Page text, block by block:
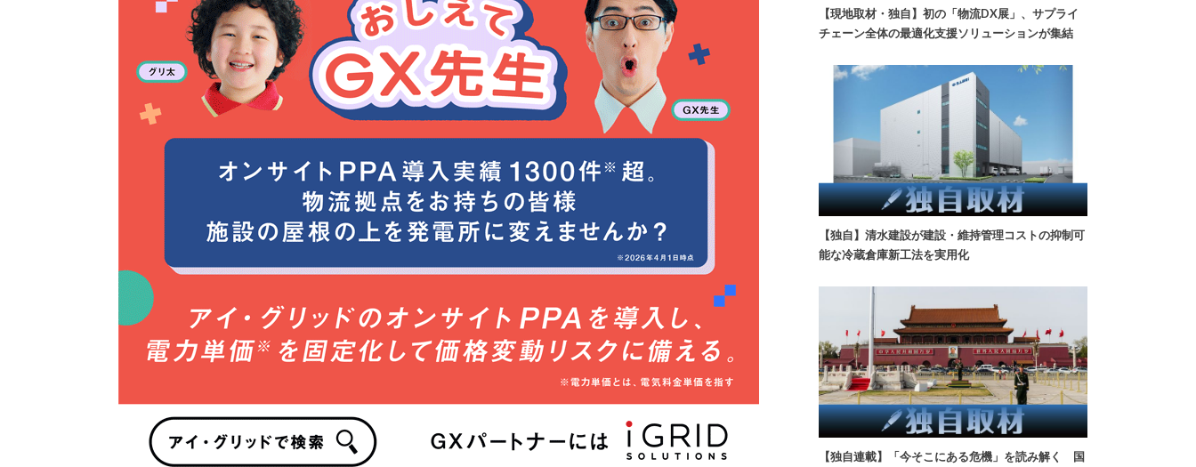
【現地取材・独自】初の「物流DX展」、サプライ
チェーン全体の最適化支援ソリューションが集結
【独自】清水建設が建設・維持管理コストの抑制可
能な冷蔵倉庫新工法を実用化
【独自連載】「今そこにある危機」を読み解く 国